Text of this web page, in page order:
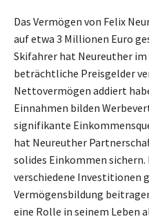
Das Vermögen von Felix
auf etwa 3 Millionen Euro
Skifahrer hat Neureuther im
beträchtliche Preisgelder
Nettovermögen addiert
Einnahmen bilden
signifikante
hat Neureuther
solides Einkommen sichern.
verschiedene
Vermögensbildung
eine Rolle in seinem Leben